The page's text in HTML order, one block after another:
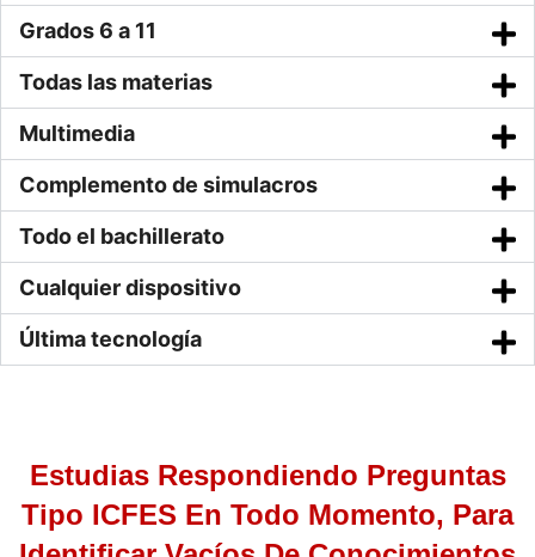
Grados 6 a 11
Todas las materias
Multimedia
Complemento de simulacros
Todo el bachillerato
Cualquier dispositivo
Última tecnología
Estudias Respondiendo Preguntas
Tipo ICFES En Todo Momento, Para